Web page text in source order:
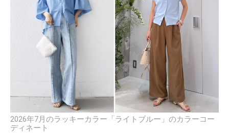
2026年7月のラッキーカラー「ライトブルー」のカラーコー
ディネート